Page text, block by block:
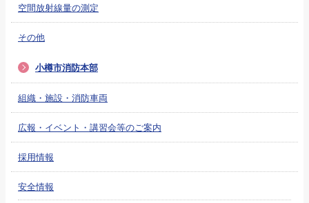
空間放射線量の測定
その他
小樽市消防本部
組織・施設・消防車両
広報・イベント・講習会等のご案内
採用情報
安全情報